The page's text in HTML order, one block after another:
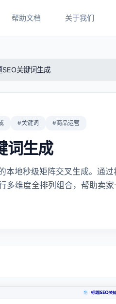
帮助文档 关于我们
SEO关键词生成
#关键词 #商品运营
词生成
本地秒级矩阵交叉生成。通过
多维度全排列组合，帮助卖